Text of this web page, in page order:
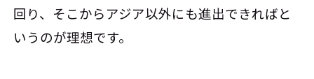
回り、そこからアジア以外にも進出できればと
いうのが理想です。